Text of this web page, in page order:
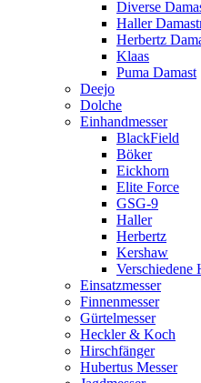
Diverse
Haller
Herbertz
Klaas
Puma Damast
Deejo
Dolche
Einhandmesser
BlackField
Böker
Eickhorn
Elite Force
GSG-9
Haller
Herbertz
Kershaw
Verschiedene
Einsatzmesser
Finnenmesser
Gürtelmesser
Heckler & Koch
Hirschfänger
Hubertus Messer